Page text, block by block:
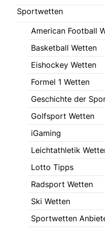
Sportwetten
American Football
Basketball Wetten
Eishockey Wetten
Formel 1 Wetten
Geschichte der
Golfsport Wetten
iGaming
Leichtathletik
Lotto Tipps
Radsport Wetten
Ski Wetten
Sportwetten